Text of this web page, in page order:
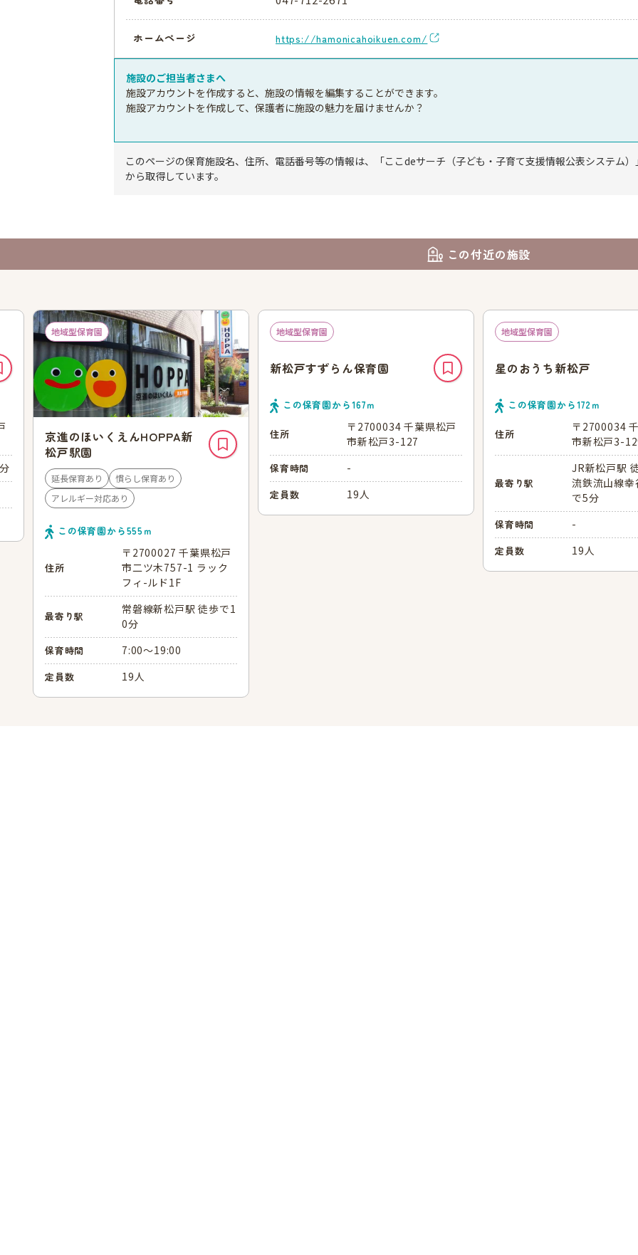
ホームページ https://hamonicahoikuen.com/
施設のご担当者さまへ
施設アカウントを作成すると、施設の情報を編集することができます。
施設アカウントを作成して、保護者に施設の魅力を届けませんか？
このページの保育施設名、住所、電話番号等の情報は、「ここdeサーチ（子ども・子育て支援情報公表システム
から取得しています。
この付近の施設
地域型保育園
京進のほいくえんHOPPA新
松戸駅園
延長保育あり
慣らし保育あり
アレルギー対応あり
この保育園から555ｍ
住所
〒2700027 千葉県松戸
市二ツ木757-1 ラック
フィ-ルド1F
最寄り駅
常磐線新松戸駅 徒歩で1
0分
保育時間 7:00～19:00
定員数 19人
地域型保育園
新松戸すずらん保育園
この保育園から167ｍ
住所
〒2700034 千葉県松戸
市新松戸3-127
保育時間 -
定員数 19人
地域型保育園
星のおうち新松戸
この保育園から172ｍ
住所
〒2700034
市新松戸3-
最寄り駅
JR新松戸駅
流鉄流山線幸
で5分
保育時間 -
定員数 19人